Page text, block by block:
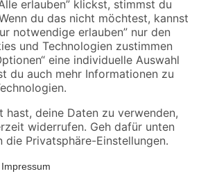
MwSt.. Die dargestellten Angebote sind unter
verfügbar. Die angegebenen Verfügbarkeiten beziehen
gilt nicht für Artikel mit Speditionsversand, hier